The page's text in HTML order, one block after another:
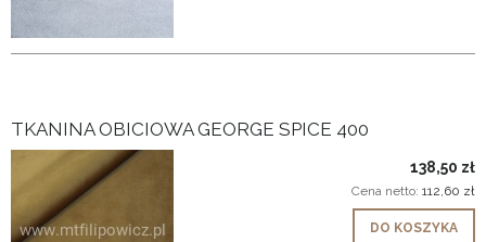
TKANINA OBICIOWA GEORGE SPICE 400
138,50 zł
Cena netto: 112,60 zł
DO KOSZYKA